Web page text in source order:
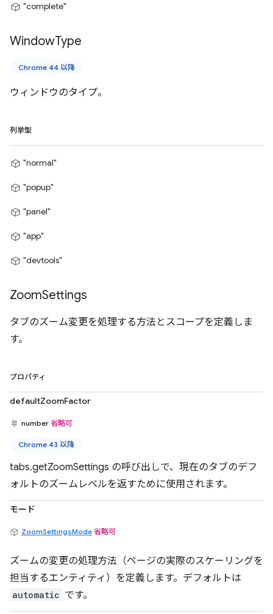
"complete"
WindowType
Chrome 44 以降
ウィンドウのタイプ。
列挙型
"normal"
"popup"
"panel"
"app"
"devtools"
ZoomSettings
タブのズーム変更を処理する方法とスコープを定義しま
す。
プロパティ
defaultZoomFactor
number 省略可
Chrome 43 以降
tabs.getZoomSettings の呼び出しで、現在のタブのデフ
ォルトのズームレベルを返すために使用されます。
モード
ZoomSettingsMode 省略可
ズームの変更の処理方法（ページの実際のスケーリングを
担当するエンティティ）を定義します。デフォルトは
automatic です。